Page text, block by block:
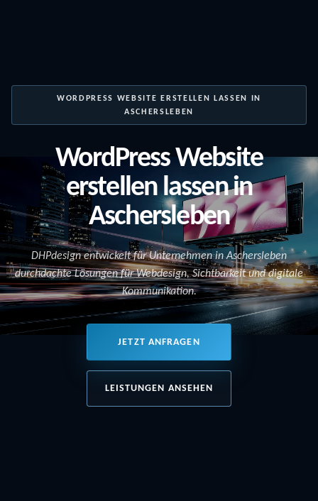
WORDPRESS WEBSITE ERSTELLEN LASSEN IN
ASCHERSLEBEN
WordPress Website
erstellen lassen in
Aschersleben
DHPdesign entwickelt für Unternehmen in Aschersleben
durchdachte Lösungen für Webdesign, Sichtbarkeit und digitale
Kommunikation.
JETZT ANFRAGEN
LEISTUNGEN ANSEHEN